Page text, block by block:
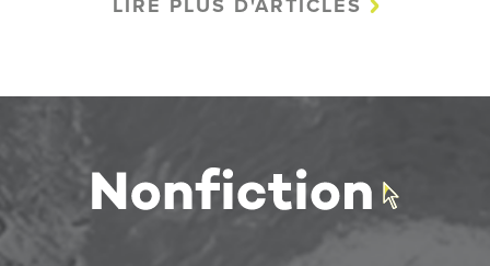
LIRE PLUS D'ARTICLES